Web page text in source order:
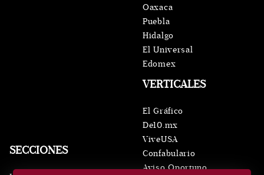
SECCIONES
VERTICALES
El Gráfico
De10.mx
ViveUSA
Confabulario
Aviso Oportuno
Oaxaca
Puebla
Hidalgo
El Universal
Edomex